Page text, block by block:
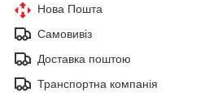
Нова Пошта
Самовивіз
Доставка поштою
Транспортна компанія